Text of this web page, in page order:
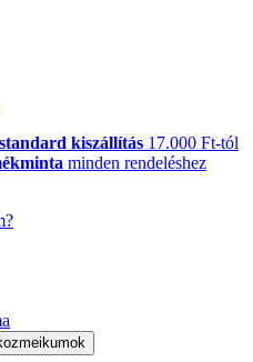
kiszállítás 17.000 Ft-tól
minden rendeléshez